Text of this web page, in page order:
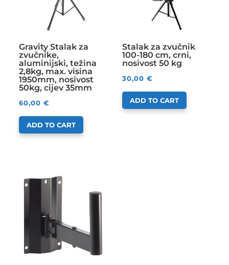
Gravity Stalak za
zvučnike,
aluminijski, težina
2,8kg, max. visina
1950mm, nosivost
50kg, cijev 35mm
60,00€
ADD TO CART
Stalak za zvučnik
100-180 cm, crni,
nosivost 50 kg
30,00 €
ADD TO CART